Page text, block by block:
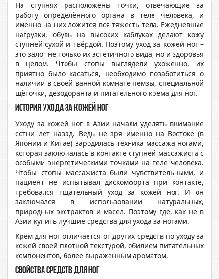
На ступнях расположены точки, отвечающие за
работу определённого органа в теле человека, и
именно на них ложится вся тяжесть тела. Ежедневные
нагрузки, обувь на высоких каблуках делают кожу
ступней сухой и твёрдой. Поэтому уход за кожей ног –
это залог не только их эстетичного вида, но и здоровья
в целом. Чтобы стопы выглядели ухоженно, их
приятно было касаться, необходимо позаботиться о
наличии в своей ванной комнате пемзы, специальной
щёточки, дезодоранта и питательного крема для ног.
История ухода за кожей ног
Уходу за кожей ног в Азии начали уделять внимание
сотни лет назад. Ведь не зря именно на Востоке (в
Японии и Китае) зародилась техника массажа ногами,
которая заключалась в контакте ступней массажиста с
особыми энергетическими точками на теле человека.
Чтобы стопы массажиста были чувствительными, и
пациент не испытывал дискомфорта при контакте,
требовался тщательный уход за кожей ног. И он
заключался в использовании натуральных,
природных экстрактов и масел. Поэтому где, как не в
Азии купить лучшие средства для ухода за ногами.
Крем для ног отличается от других средств по уходу за
кожей своей плотной текстурой, обилием питательных
компонентов, более выраженным ароматом.
Свойства средств для ног